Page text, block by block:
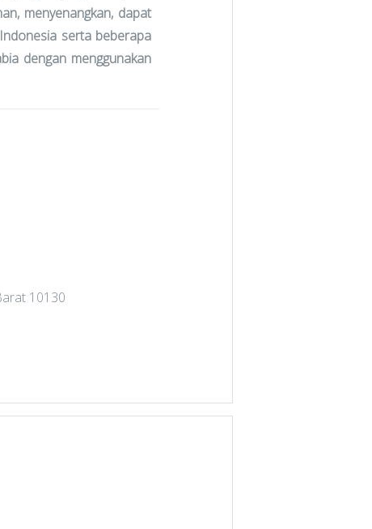
menyenangkan, dapat
serta beberapa
dengan menggunakan
10130